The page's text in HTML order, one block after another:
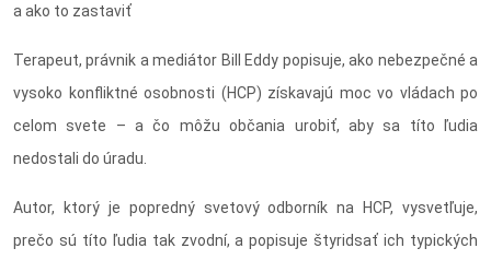
a ako to zastaviť
Terapeut, právnik a mediátor Bill Eddy popisuje, ako nebezpečné a
vysoko konfliktné osobnosti (HCP) získavajú moc vo vládach po
celom svete – a čo môžu občania urobiť, aby sa títo ľudia
nedostali do úradu.
Autor, ktorý je popredný svetový odborník na HCP, vysvetľuje,
prečo sú títo ľudia tak zvodní, a popisuje štyridsať ich typických